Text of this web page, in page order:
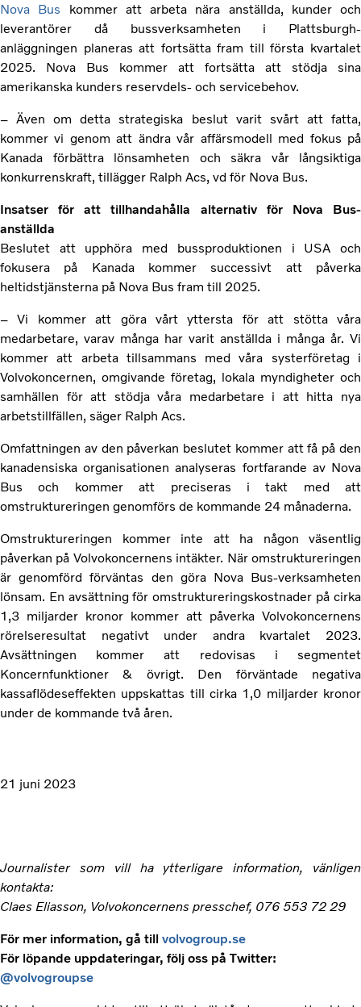
Nova Bus kommer att arbeta nära anställda, kunder och
leverantörer då bussverksamheten i Plattsburgh-
anläggningen planeras att fortsätta fram till första kvartalet
2025. Nova Bus kommer att fortsätta att stödja sina
amerikanska kunders reservdels- och servicebehov.
– Även om detta strategiska beslut varit svårt att fatta,
kommer vi genom att ändra vår affärsmodell med fokus på
Kanada förbättra lönsamheten och säkra vår långsiktiga
konkurrenskraft, tillägger Ralph Acs, vd för Nova Bus.
Insatser för att tillhandahålla alternativ för Nova Bus-
anställda
Beslutet att upphöra med bussproduktionen i USA och
fokusera på Kanada kommer successivt att påverka
heltidstjänsterna på Nova Bus fram till 2025.
– Vi kommer att göra vårt yttersta för att stötta våra
medarbetare, varav många har varit anställda i många år. Vi
kommer att arbeta tillsammans med våra systerföretag i
Volvokoncernen, omgivande företag, lokala myndigheter och
samhällen för att stödja våra medarbetare i att hitta nya
arbetstillfällen, säger Ralph Acs.
Omfattningen av den påverkan beslutet kommer att få på den
kanadensiska organisationen analyseras fortfarande av Nova
Bus och kommer att preciseras i takt med att
omstruktureringen genomförs de kommande 24 månaderna.
Omstruktureringen kommer inte att ha någon väsentlig
påverkan på Volvokoncernens intäkter. När omstruktureringen
är genomförd förväntas den göra Nova Bus-verksamheten
lönsam. En avsättning för omstruktureringskostnader på cirka
1,3 miljarder kronor kommer att påverka Volvokoncernens
rörelseresultat negativt under andra kvartalet 2023.
Avsättningen kommer att redovisas i segmentet
Koncernfunktioner & övrigt. Den förväntade negativa
kassaflödeseffekten uppskattas till cirka 1,0 miljarder kronor
under de kommande två åren.
21 juni 2023
Journalister som vill ha ytterligare information, vänligen
kontakta:
Claes Eliasson, Volvokoncernens presschef, 076 553 72 29
För mer information, gå till volvogroup.se
För löpande uppdateringar, följ oss på Twitter:
@volvogroupse